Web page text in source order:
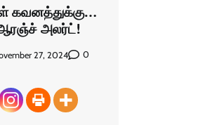
கவனத்துக்கு…
அலர்ட்!
27, 2024 0